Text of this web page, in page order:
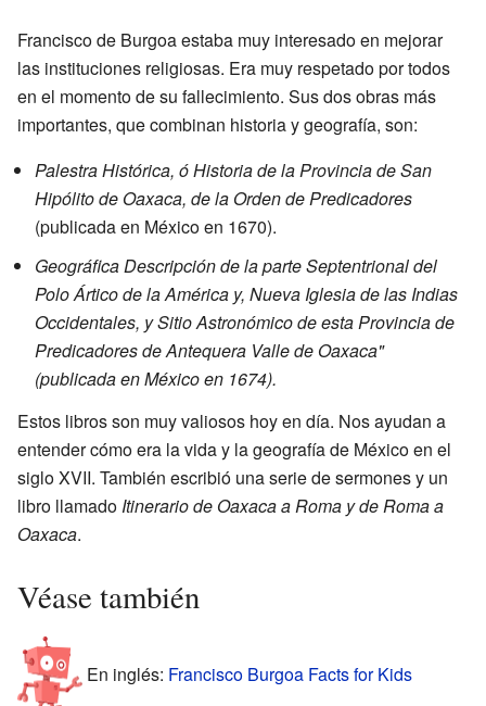
Francisco de Burgoa estaba muy interesado en mejorar
las instituciones religiosas. Era muy respetado por todos
en el momento de su fallecimiento. Sus dos obras más
importantes, que combinan historia y geografía, son:
Palestra Histórica, ó Historia de la Provincia de San
Hipólito de Oaxaca, de la Orden de Predicadores
(publicada en México en 1670).
Geográfica Descripción de la parte Septentrional del
Polo Ártico de la América y, Nueva Iglesia de las Indias
Occidentales, y Sitio Astronómico de esta Provincia de
Predicadores de Antequera Valle de Oaxaca"
(publicada en México en 1674).
Estos libros son muy valiosos hoy en día. Nos ayudan a
entender cómo era la vida y la geografía de México en el
siglo XVII. También escribió una serie de sermones y un
libro llamado Itinerario de Oaxaca a Roma y de Roma a
Oaxaca.
Véase también
En inglés: Francisco Burgoa Facts for Kids